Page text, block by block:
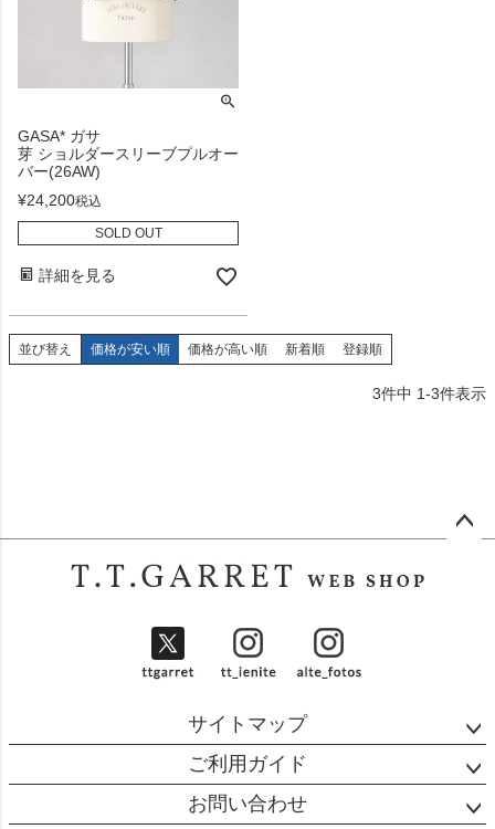
GASA* ガサ
芽 ショルダースリーブプルオー
バー(26AW)
¥24,200税込
SOLD OUT
詳細を見る
並び替え 価格が安い順 価格が高い順 新着順 登録順
3件中 1-3件表示
サイトマップ
ご利用ガイド
お問い合わせ